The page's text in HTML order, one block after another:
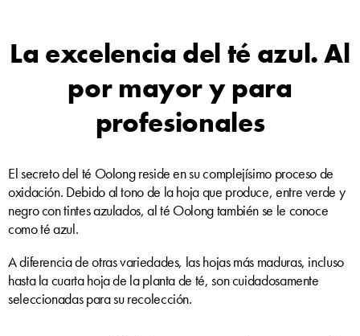
La excelencia del té azul. Al
por mayor y para
profesionales
El secreto del té Oolong reside en su complejísimo proceso de
oxidación. Debido al tono de la hoja que produce, entre verde y
negro con tintes azulados, al té Oolong también se le conoce
como té azul.
A diferencia de otras variedades, las hojas más maduras, incluso
hasta la cuarta hoja de la planta de té, son cuidadosamente
seleccionadas para su recolección.